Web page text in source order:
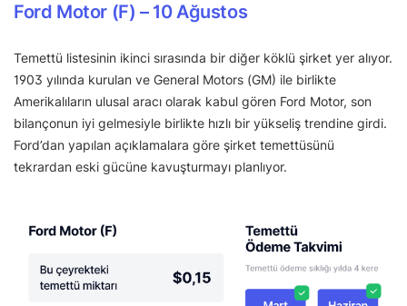
Ford Motor (F) – 10 Ağustos
Temettü listesinin ikinci sırasında bir diğer köklü şirket yer alıyor.
1903 yılında kurulan ve General Motors (GM) ile birlikte
Amerikalıların ulusal aracı olarak kabul gören Ford Motor, son
bilançonun iyi gelmesiyle birlikte hızlı bir yükseliş trendine girdi.
Ford’dan yapılan açıklamalara göre şirket temettüsünü
tekrardan eski gücüne kavuşturmayı planlıyor.